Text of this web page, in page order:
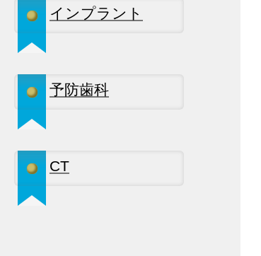
インプラント
予防歯科
CT